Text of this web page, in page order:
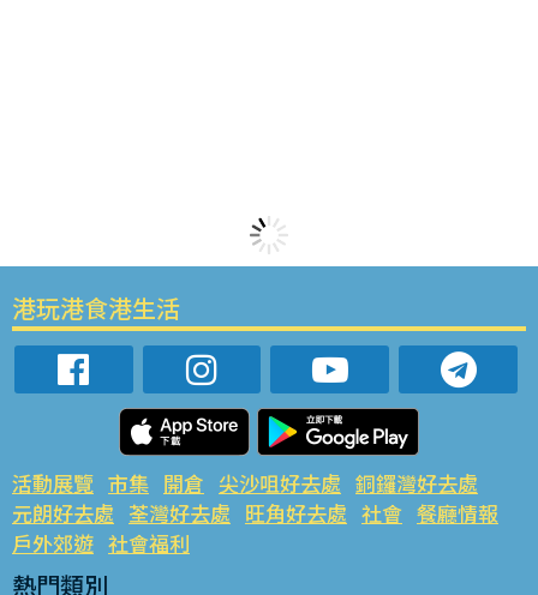
港玩港食港生活
活動展覽 市集 開倉 尖沙咀好去處 銅鑼灣好去處
元朗好去處 荃灣好去處 旺角好去處 社會 餐廳情報
戶外郊遊 社會福利
熱門類別